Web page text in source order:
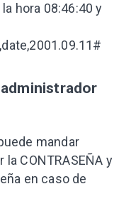
hora 08:46:40 y
mandar
CONTRASEÑA y
en caso de